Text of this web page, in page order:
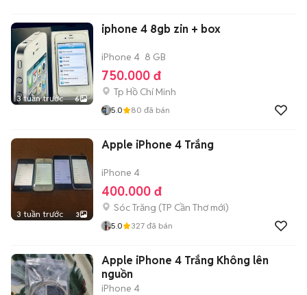
3 tuần trước 6
iphone 4 8gb zin + box
iPhone 4 8 GB
750.000 đ
Tp Hồ Chí Minh
5.0 80 đã bán
3 tuần trước 3
Apple iPhone 4 Trắng
iPhone 4
400.000 đ
Sóc Trăng (TP Cần Thơmới)
5.0 327 đã bán
Apple iPhone 4 Trắng Không lên
nguồn
iPhone 4